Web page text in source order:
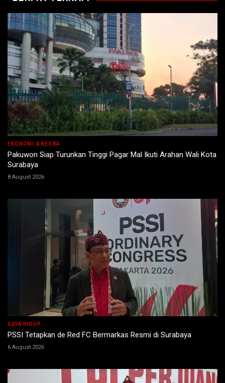
EKONOMI & KESRA
Pakuwon Siap Turunkan Tinggi Pagar Mal Ikuti Arahan Wali Kota
Surabaya
8 August 2026
GAYA HIDUP
PSSI Tetapkan de Red FC Bermarkas Resmi di Surabaya
6 August 2026